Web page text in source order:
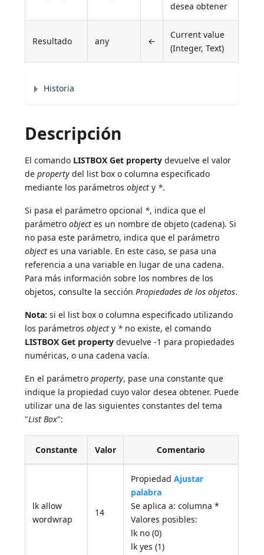
desea obtener
Resultado any ←
Current value
(Integer, Text)
Historia
Descripción
El comando LISTBOX Get property devuelve el valor
deproperty del list box o columna especificado
mediante los parámetrosobject y *.
Si pasa el parámetro opcional *, indica que el
parámetroobject es un nombre de objeto (cadena). Si
no pasa este parámetro, indica que el parámetro
object es una variable. En este caso, se pasa una
referencia a una variable en lugar de una cadena.
Para más información sobre los nombres de los
objetos, consulte la secciónPropiedades de los objetos.
Nota: si el list box o columna especificado utilizando
los parámetrosobject y * no existe, el comando
LISTBOX Get property devuelve -1 para propiedades
numéricas, o una cadena vacía.
En el parámetroproperty, pase una constante que
indique la propiedad cuyo valor desea obtener. Puede
utilizar una de las siguientes constantes del tema
"List Box":
Constante Valor Comentario
lk allow
wordwrap
14
PropiedadAjustar
palabra
Se aplica a: columna *
Valores posibles:
lk no (0)
lk yes (1)